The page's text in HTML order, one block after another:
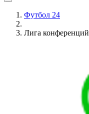
Футбол 24
Лига конференций